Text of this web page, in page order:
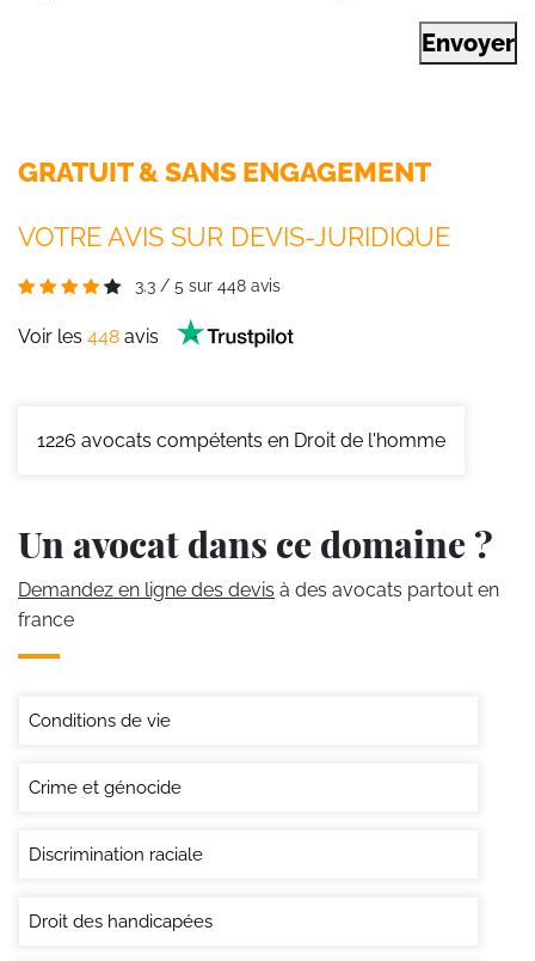
Envoyer
GRATUIT & SANS ENGAGEMENT
VOTRE AVIS SUR DEVIS-JURIDIQUE
3.3 / 5 sur 448 avis
Voir les 448 avis
1226 avocats compétents en Droit de l'homme
Un avocat dans ce domaine ?
Demandez en ligne des devis à des avocats partout en
france
Conditions de vie
Crime et génocide
Discrimination raciale
Droit des handicapées